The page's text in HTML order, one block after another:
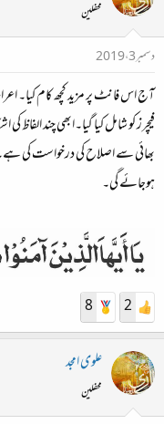
محفلین
دسمبر 3، 2019
آج اس فانٹ پر مزید کچھ کام کیا۔
فیچرز کو شامل کیا گیا۔ابھی چند
بھائی سے اصلاح کی درخواست کی
ہوجائے گی۔
2
8
علوی امجد
محفلین